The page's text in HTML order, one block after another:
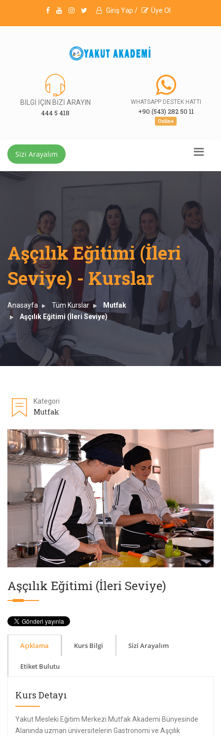
Giriş Yap / Üye Ol
BİLGİ İÇİN BİZİ ARAYIN
444 5 418
WHATSAPP DESTEK HATTI
+90 (543) 282 50 11
Online
Sizi Arayalım
Aşçılık Eğitimi (İleri
Seviye) - Kurslar
Anasayfa Tüm Kurslar
Mutfak
Aşçılık Eğitimi (İleri Seviye)
Kategori
Mutfak
Aşçılık Eğitimi (İleri Seviye)
Açıklama Kurs Bilgi Sizi Arayalım
Etiket Bulutu
Kurs Detayı
Yakut Mesleki Eğitim Merkezi Mutfak Akademi Bünyesinde
Alanında uzman üniversitelerin Gastronomi ve Aşçılık